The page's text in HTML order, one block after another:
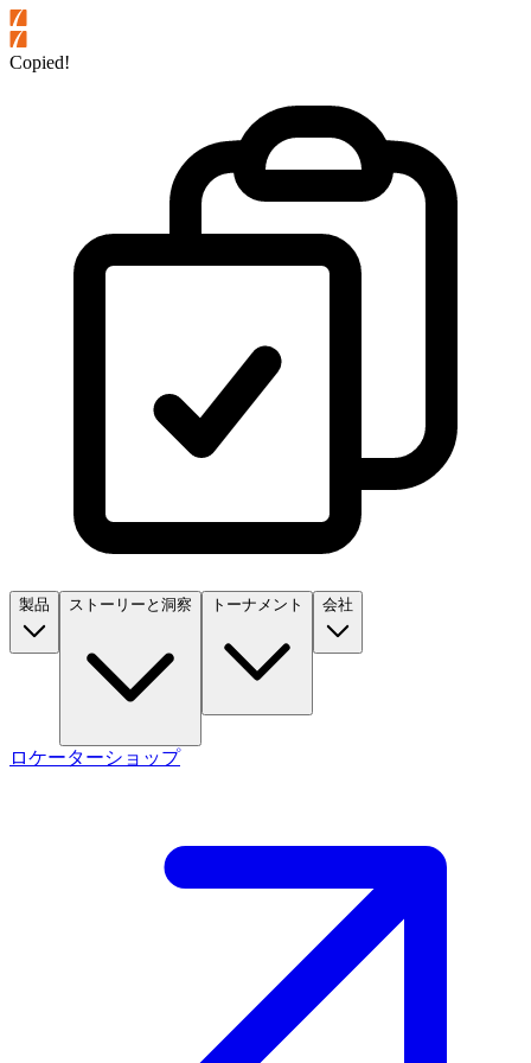
Copied!
製品 ストーリーと洞察 トーナメント 会社
ロケーターショップ